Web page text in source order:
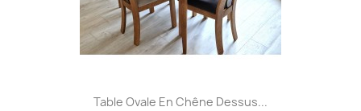
Table Ovale En Chêne Dessus...